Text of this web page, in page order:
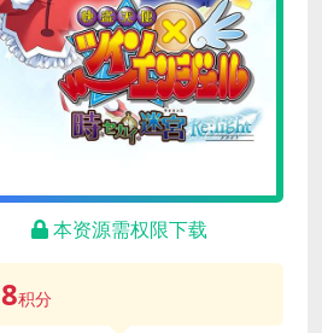
本资源需权限下载
8积分